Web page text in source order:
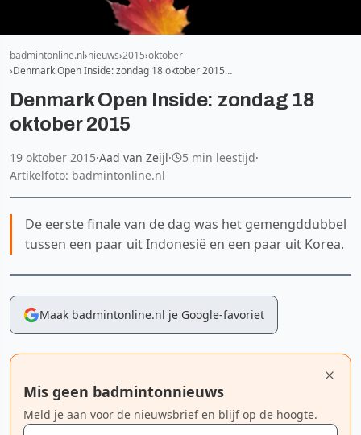
badmintonline.nl nieuws 2015 oktober
Denmark Open Inside: zondag 18 oktober 2015…
Denmark Open Inside: zondag 18
oktober 2015
19 oktober 2015·Aad van Zeijl· 5 min leestijd·
Artikelfoto: badmintonline.nl
De eerste finale van de dag was het gemengddubbel
tussen een paar uit Indonesië en een paar uit Korea.
Maak badmintonline.nl je Google-favoriet
Mis geen badmintonnieuws
Meld je aan voor de nieuwsbrief en blijf op de hoogte.